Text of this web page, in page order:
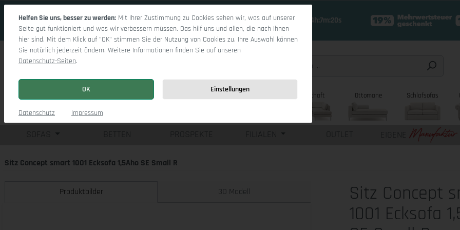
16 Tage 14h:7m:19s
Wohnlandschaft Ottomane Schlafsofas
BETTEN PROSPEKTE FILIALEN OUTLET EIGENE
Sitz Concept smart 1001 Ecksofa 1,5Aho SE Small R
Produktbilder
3D Modell
Sitz Concept
1001 Ecksofa
Helfen Sie uns, besser zu werden: Mit Ihrer Zustimmung zu Cookies sehen wir, was auf unserer
Seite gut funktioniert und was wir verbessern müssen. Das hilf uns und allen, die nach Ihnen
hier sind. Mit dem Klick auf "OK" stimmen Sie der Nutzung von Cookies zu. Ihre Auswahl können
Sie natürlich jederzeit ändern. Weitere Informationen finden Sie auf unseren
Datenschutz-Seiten.
OK Einstellungen
Datenschutz Impressum